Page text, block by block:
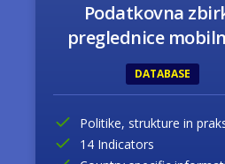
Podatkovna
preglednice
DATABASE
Politike, strukture in
14 Indicators